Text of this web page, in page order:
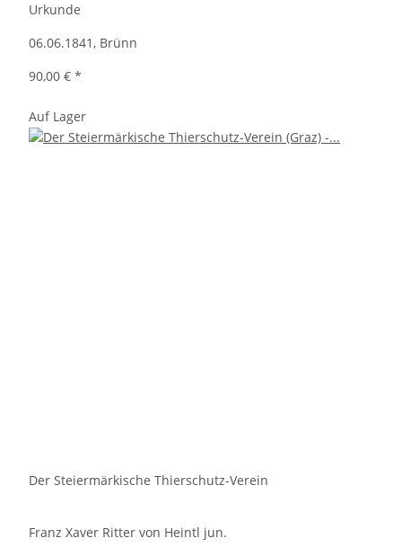
Urkunde
06.06.1841, Brünn
90,00 € *
Auf Lager
Der Steiermärkische Thierschutz-Verein
Franz Xaver Ritter von Heintl jun.